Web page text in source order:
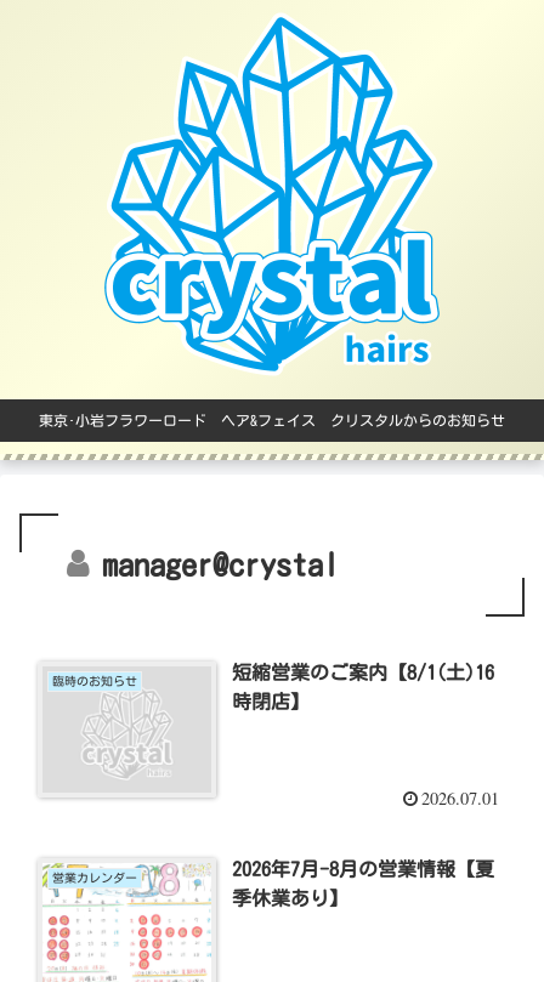
東京･小岩フラワーロード ヘア&フェイス クリスタルからのお知らせ
manager@crystal
臨時のお知らせ
短縮営業のご案内【8/1(土)16
時閉店】
2026.07.01
営業カレンダー
2026年7月-8月の営業情報【夏
季休業あり】